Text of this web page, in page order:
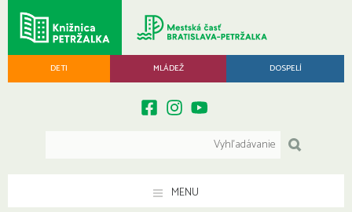
DETI MLÁDEŽ DOSPELÍ
MENU